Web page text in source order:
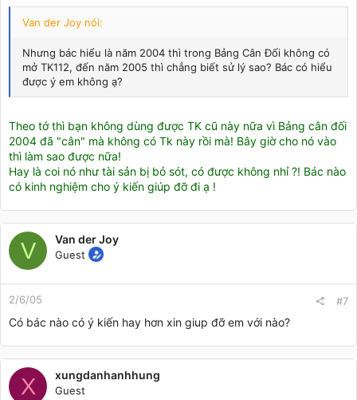
Van der Joy nói:
Nhưng bác hiểu là năm 2004 thì trong Bảng Cân Đối không có
mở TK112, đến năm 2005 thì chẳng biết sử lý sao? Bác có hiểu
được ý em không ạ?
Theo tớ thì bạn không dùng được TK cũ này nữa vì Bảng cân đối
2004 đã "cân" mà không có Tk này rồi mà! Bây giờ cho nó vào
thì làm sao được nữa!
Hay là coi nó như tài sản bị bỏ sót, có được không nhỉ ?! Bác nào
có kinh nghiệm cho ý kiến giúp đỡ đi ạ !
V Van der Joy
Guest
2/6/05 #7
Có bác nào có ý kiến hay hơn xin giup đỡ em với nào?
X xungdanhanhhung
Guest